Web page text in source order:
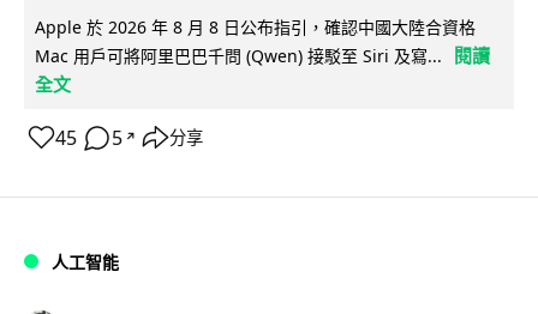
Apple 於 2026 年 8 月 8 日公布指引，確認中國大陸合資格
Mac 用戶可將阿里巴巴千問 (Qwen) 接駁至 Siri 及寫...
閱讀
全文
45 5 ↗ 分享
人工智能